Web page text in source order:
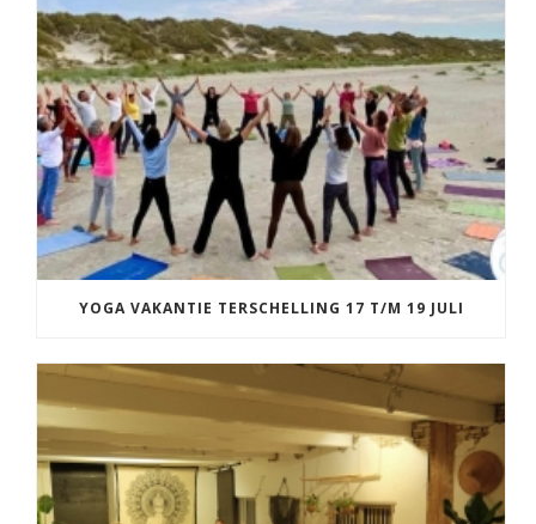
YOGA VAKANTIE TERSCHELLING 17 T/M 19 JULI